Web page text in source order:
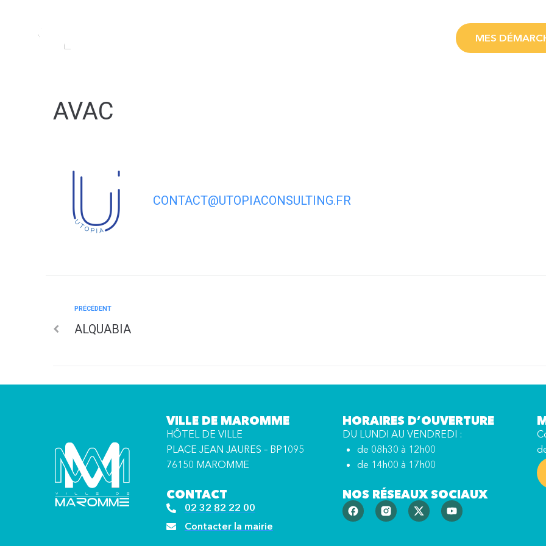
MES
AVAC
CONTACT@UTOPIACONSULTING.FR
PRÉCÉDENT
ALQUABIA
VILLE DE MAROMME
HÔTEL DE VILLE
PLACE JEAN JAURES – BP1095
76150 MAROMME
HORAIRES D’OUVERTURE
DU LUNDI AU VENDREDI :
de 08h30 à 12h00
de 14h00 à 17h00
CONTACT
02 32 82 22 00
Contacter la mairie
NOS RÉSEAUX SOCIAUX